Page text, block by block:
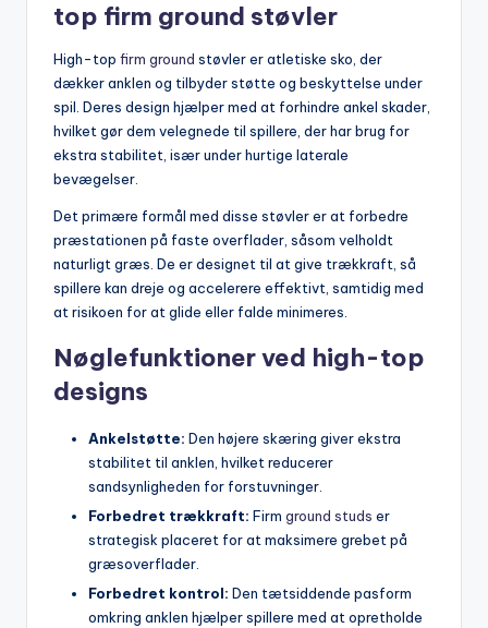
top firm ground støvler
High-top firm ground støvler er atletiske sko, der
dækker anklen og tilbyder støtte og beskyttelse under
spil. Deres design hjælper med at forhindre ankel skader,
hvilket gør dem velegnede til spillere, der har brug for
ekstra stabilitet, især under hurtige laterale
bevægelser.
Det primære formål med disse støvler er at forbedre
præstationen på faste overflader, såsom velholdt
naturligt græs. De er designet til at give trækkraft, så
spillere kan dreje og accelerere effektivt, samtidig med
at risikoen for at glide eller falde minimeres.
Nøglefunktioner ved high-top
designs
Ankelstøtte: Den højere skæring giver ekstra
stabilitet til anklen, hvilket reducerer
sandsynligheden for forstuvninger.
Forbedret trækkraft: Firm ground studs er
strategisk placeret for at maksimere grebet på
græsoverflader.
Forbedret kontrol: Den tætsiddende pasform
omkring anklen hjælper spillere med at opretholde